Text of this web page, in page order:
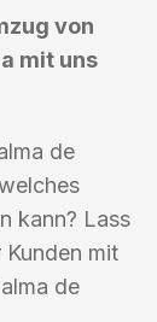
von
mit uns
de
kann? Lass
Kunden mit
de